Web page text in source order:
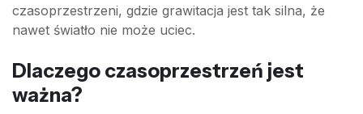
czasoprzestrzeni, gdzie grawitacja jest tak silna, że
nawet światło nie może uciec.
Dlaczego czasoprzestrzeń jest
ważna?